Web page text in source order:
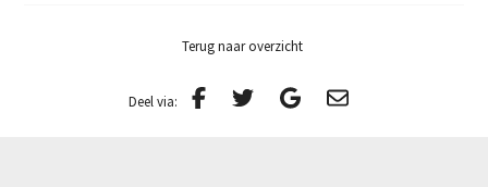
Terug naar overzicht
Deel via: